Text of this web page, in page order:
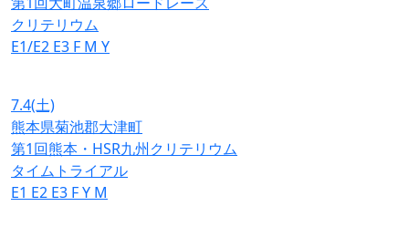
クリテリウム
E1/E2 E3 F M Y
7.4(土)
熊本県菊池郡大津町
第1回熊本・HSR九州クリテリウム
タイムトライアル
E1 E2 E3 FY M